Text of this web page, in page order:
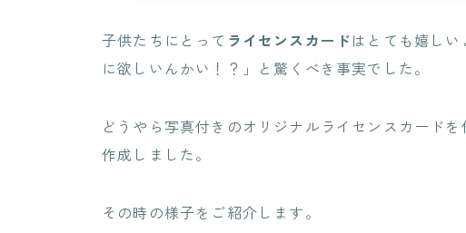
子供たちにとって ライセンスカードはとても嬉し
に欲しいんかい！？」と驚くべき事実でした。
どうやら写真付きのオリジナルライセンスカード
作成しました。
その時の様子をご紹介します。